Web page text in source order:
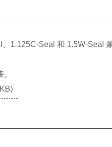
1.125C-Seal 和 1.5W-Seal 兼